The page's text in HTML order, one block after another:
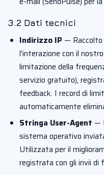
3.2 Dati tecnici
Indirizzo IP —
l'interazione con il
limitazione della
servizio gratuito),
feedback. I record di
automaticamente
Stringa User-Agent —
sistema operativo
Utilizzata per il
registrata con gli invii di